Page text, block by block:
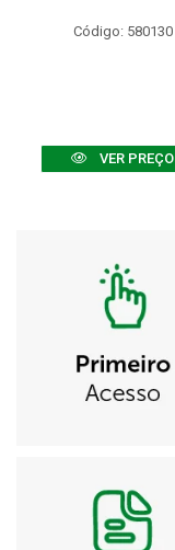
Código: 580130
VER PREÇO